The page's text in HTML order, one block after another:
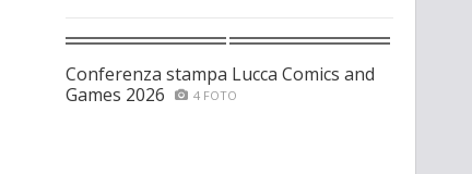
Conferenza stampa Lucca Comics and
Games 2026
4 FOTO